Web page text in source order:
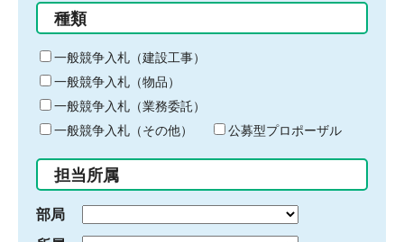
る
キ
ー
ワ
ー
ド
入
力
種類
一般競争入札（建設工事）
一般競争入札（物品）
一般競争入札（業務委託）
一般競争入札（その他）
公募型プロポーザル
担当所属
部局